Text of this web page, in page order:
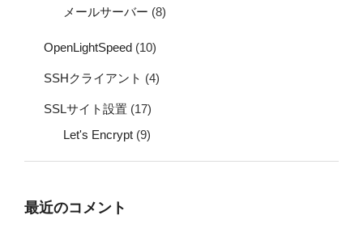
メールサーバー (8)
OpenLightSpeed (10)
SSHクライアント (4)
SSLサイト設置 (17)
Let's Encrypt (9)
最近のコメント